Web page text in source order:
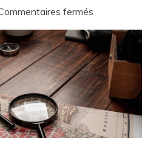
ferméssur
Coffret
cadeau
escape
game
:
le
cadeau